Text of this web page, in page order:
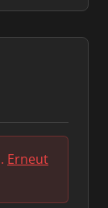
Erneut